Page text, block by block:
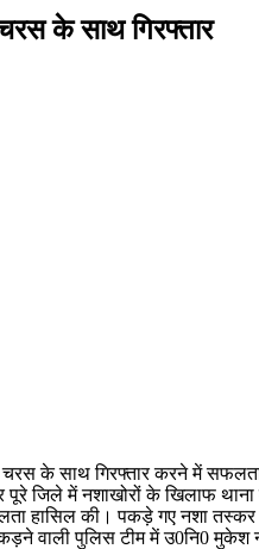
के साथ गिरफ्तार
के साथ गिरफ्तार करने में
पूरे जिले में नशाखोरों के खिलाफ
हासिल की। पकड़े गए नशा
वाली पुलिस टीम में उ0नि0 मुकेश